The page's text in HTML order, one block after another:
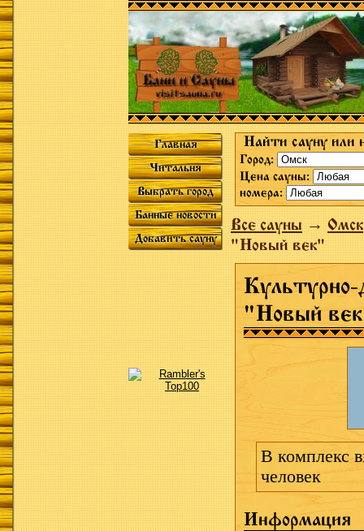
Главная
Читальня
Выбрать город
Банные новости
Добавить сауну
Найти сауну или
Город:
Цена сауны:
номера:
Все сауны→Омск
"Новый век"
Культурно-
"Новый
В комплекс
человек
Информация